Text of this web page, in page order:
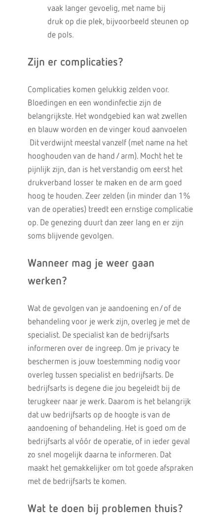
vaak langer gevoelig, met name bij
druk op die plek, bijvoorbeeld steunen op
de pols.
Zijn er complicaties?
Complicaties komen gelukkig zelden voor.
Bloedingen en een wondinfectie zijn de
belangrijkste. Het wondgebied kan wat zwellen
en blauw worden en de vinger koud aanvoelen
Dit verdwijnt meestal vanzelf (met name na het
hooghouden van de hand / arm). Mocht het te
pijnlijk zijn, dan is het verstandig om eerst het
drukverband losser te maken en de arm goed
hoog te houden. Zeer zelden (in minder dan 1%
van de operaties) treedt een ernstige complicatie
op. De genezing duurt dan zeer lang en er zijn
soms blijvende gevolgen.
Wanneer mag je weer gaan
werken?
Wat de gevolgen van je aandoening en/of de
behandeling voor je werk zijn, overleg je met de
specialist. De specialist kan de bedrijfsarts
informeren over de ingreep. Om je privacy te
beschermen is jouw toestemming nodig voor
overleg tussen specialist en bedrijfsarts. De
bedrijfsarts is degene die jou begeleidt bij de
terugkeer naar je werk. Daarom is het belangrijk
dat uw bedrijfsarts op de hoogte is van de
aandoening of behandeling. Het is goed om de
bedrijfsarts al vóór de operatie, of in ieder geval
zo snel mogelijk daarna te informeren. Dat
maakt het gemakkelijker om tot goede afspraken
met de bedrijfsarts te komen.
Wat te doen bij problemen thuis?